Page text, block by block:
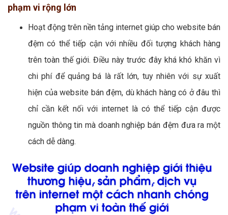
phạm vi rộng lớn
Hoạt động trên nền tảng internet giúp cho website bán
đệm có thể tiếp cận với nhiều đối tượng khách hàng
trên toàn thế giới. Điều này trước đây khá khó khăn vì
chi phí để quảng bá là rất lớn, tuy nhiên với sự xuất
hiện của website bán đệm, dù khách hàng có ở đâu thì
chỉ cần kết nối với internet là có thể tiếp cận được
nguồn thông tin mà doanh nghiệp bán đệm đưa ra một
cách dễ dàng.